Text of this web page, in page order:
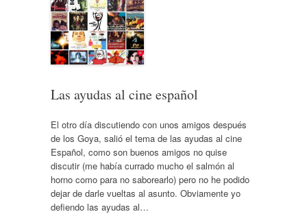
Las ayudas al cine español
El otro día discutiendo con unos amigos después
de los Goya, salió el tema de las ayudas al cine
Español, como son buenos amigos no quise
discutir (me había currado mucho el salmón al
horno como para no saborearlo) pero no he podido
dejar de darle vueltas al asunto. Obviamente yo
defiendo las ayudas al…